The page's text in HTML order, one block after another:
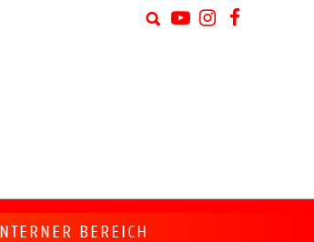
INTERNER BEREICH